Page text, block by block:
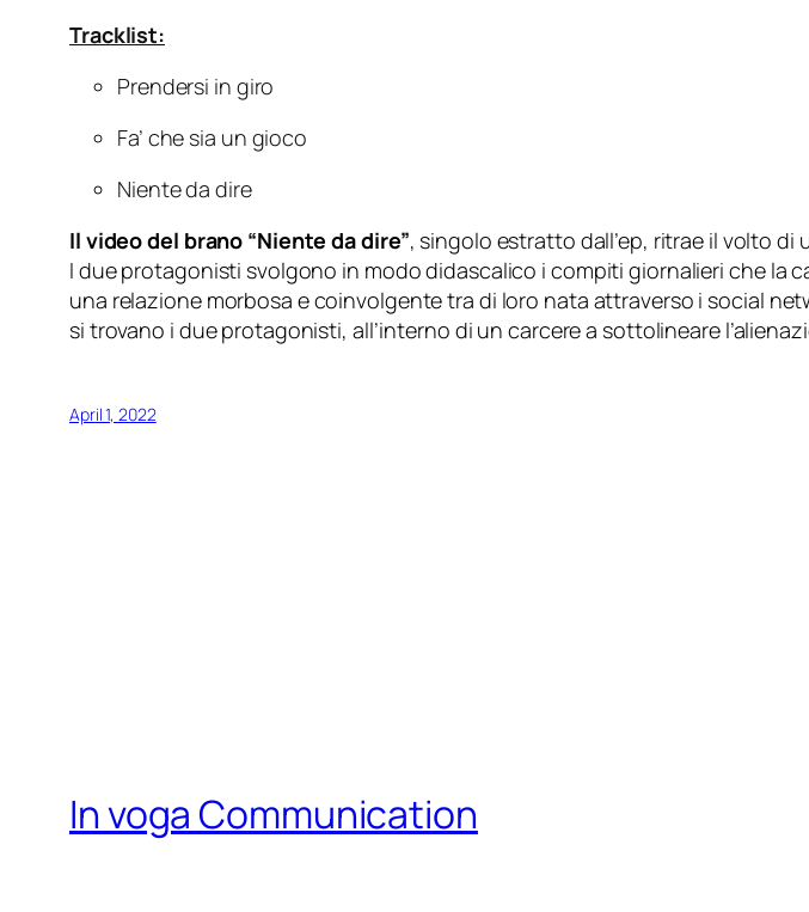
Tracklist:
Prendersi in giro
Fa’ che sia un gioco
Niente da dire
Il video del brano “Niente da dire”, singolo estratto dall’ep, ritrae il volto
I due protagonisti svolgono in modo didascalico i compiti giornalieri che la
una relazione morbosa e coinvolgente tra di loro nata attraverso i social
si trovano i due protagonisti, all’interno di un carcere a sottolineare
April 1, 2022
In voga Communication